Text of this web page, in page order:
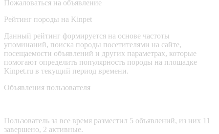
Пожаловаться на объявление
Рейтинг породы на Kinpet
Данный рейтинг формируется на основе частоты
упоминаний, поиска породы посетителями на сайте,
посещаемости объявлений и других параметрах, которые
помогают определить популярность породы на площадке
Kinpet.ru в текущий период времени.
Объявления пользователя
Пользователь за все время разместил 5 объявлений, из них 11
завершено, 2 активные.